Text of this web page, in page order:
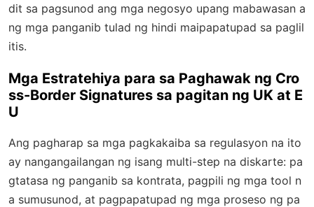
dit sa pagsunod ang mga negosyo upang mabawasan a
ng mga panganib tulad ng hindi maipapatupad sa paglil
itis.
Mga Estratehiya para sa Paghawak ng Cro
ss-Border Signatures sa pagitan ng UK at E
U
Ang pagharap sa mga pagkakaiba sa regulasyon na ito
ay nangangailangan ng isang multi-step na diskarte: pa
gtatasa ng panganib sa kontrata, pagpili ng mga tool n
a sumusunod, at pagpapatupad ng mga proseso ng pa